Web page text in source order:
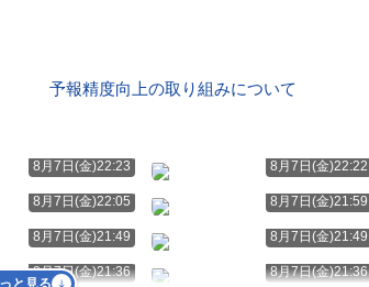
予報精度向上の取り組みについて
8月7日(金)22:23 8月7日(金)22:22
8月7日(金)22:05 8月7日(金)21:59
8月7日(金)21:49 8月7日(金)21:49
8月7日(金)21:36 8月7日(金)21:36
と見る